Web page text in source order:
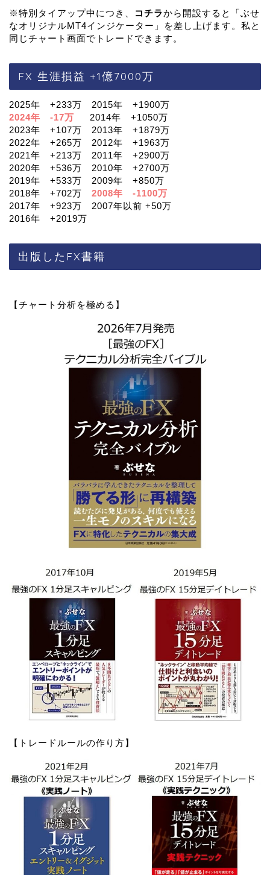
※特別タイアップ中につき、 コチラから開設すると「ぶせ
なオリジナルMT4インジケーター」を差し上げます。私と
同じチャート画面でトレードできます。
FX 生涯損益 +1億7000万
2025年 +233万 2015年 +1900万
2024年 -17万
2014年 +1050万
2023年 +107万 2013年 +1879万
2022年 +265万 2012年 +1963万
2021年 +213万 2011年 +2900万
2020年 +536万 2010年 +2700万
2019年 +533万 2009年 +850万
2018年 +702万 2008年 -1100万
2017年 +923万 2007年以前 +50万
2016年 +2019万
出版したFX書籍
【チャート分析を極める】
【トレードルールの作り方】